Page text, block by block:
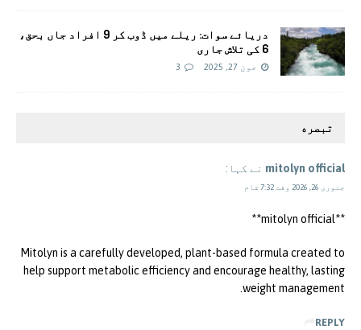
دریائے سوات: ریلے میں ڈوب کر 9 افراد جاں بحق،
6 کی تلاش جاری
جون 27, 2025 3
تبصره
mitolyn official نے کہا:
جنوری 26, 2026 وقت 7:32 شام
**mitolyn official**
Mitolyn is a carefully developed, plant-based formula created to
help support metabolic efficiency and encourage healthy, lasting
weight management.
REPLY